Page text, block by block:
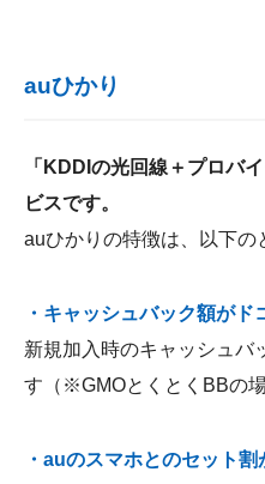
auひかり
「KDDIの光回線＋プロバ
ビスです。
auひかりの特徴は、以下の
・キャッシュバック額がド
新規加入時のキャッシュバ
す（※GMOとくとくBBの場
・auのスマホとのセット